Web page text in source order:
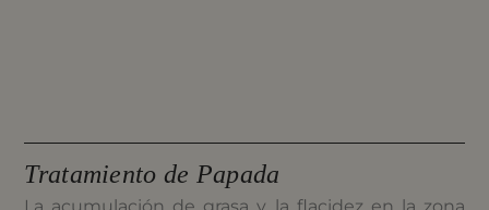
Tratamiento de Papada